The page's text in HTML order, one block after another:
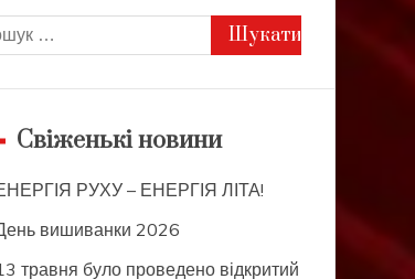
Свіженькі новини
РУХУ – ЕНЕРГІЯ ЛІТА!
вишиванки 2026
травня було проведено відкритий